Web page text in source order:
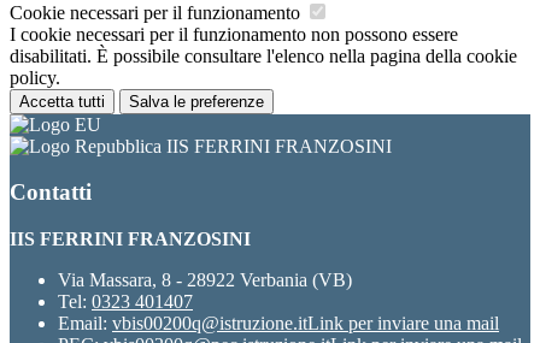
Cookie necessari per il funzionamento
I cookie necessari per il funzionamento non possono essere
disabilitati. È possibile consultare l'elenco nella pagina della cookie
policy.
Accetta tutti Salva le preferenze
IIS FERRINI FRANZOSINI
Contatti
IIS FERRINI FRANZOSINI
Via Massara, 8 - 28922 Verbania (VB)
Tel: 0323 401407
Email: vbis00200q@istruzione.itLink per inviare una mail